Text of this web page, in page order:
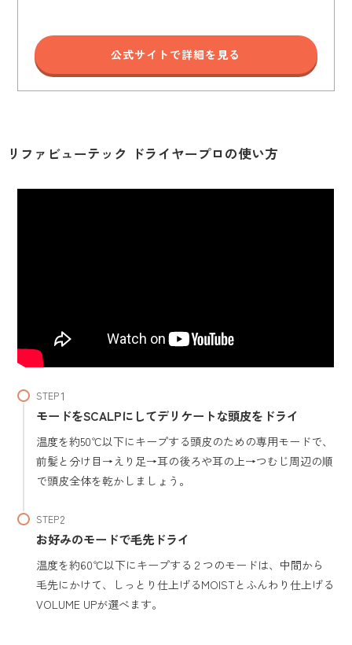
公式サイトで詳細を見る
リファビューテック ドライヤープロの使い方
STEP
モードをSCALPにしてデリケートな頭皮をドライ
温度を約50℃以下にキープする頭皮のための専用モードで、
前髪と分け目→えり足→耳の後ろや耳の上→つむじ周辺の順
で頭皮全体を乾かしましょう。
STEP
お好みのモードで毛先ドライ
温度を約60℃以下にキープする２つのモードは、中間から
毛先にかけて、しっとり仕上げるMOISTとふんわり仕上げる
VOLUME UPが選べます。